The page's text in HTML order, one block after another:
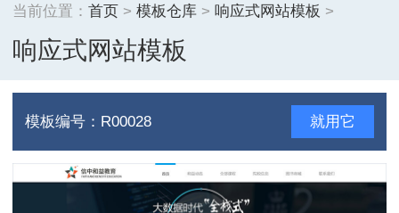
当前位置： 首页 > 模板仓库 > 响应式网站模板 >
响应式网站模板
模板编号：R00028 就用它